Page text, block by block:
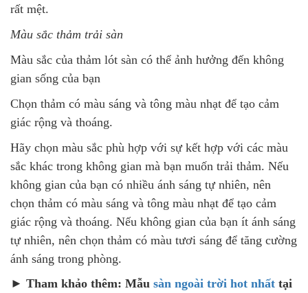
rất mệt.
Màu sắc thảm trải sàn
Màu sắc của thảm lót sàn có thể ảnh hưởng đến không
gian sống của bạn
Chọn thảm có màu sáng và tông màu nhạt để tạo cảm
giác rộng và thoáng.
Hãy chọn màu sắc phù hợp với sự kết hợp với các màu
sắc khác trong không gian mà bạn muốn trải thảm. Nếu
không gian của bạn có nhiều ánh sáng tự nhiên, nên
chọn thảm có màu sáng và tông màu nhạt để tạo cảm
giác rộng và thoáng. Nếu không gian của bạn ít ánh sáng
tự nhiên, nên chọn thảm có màu tươi sáng để tăng cường
ánh sáng trong phòng.
► Tham khảo thêm: Mẫu sàn ngoài trời hot nhất tại